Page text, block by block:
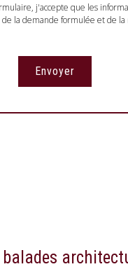
j'accepte que les
la demande formulée et de